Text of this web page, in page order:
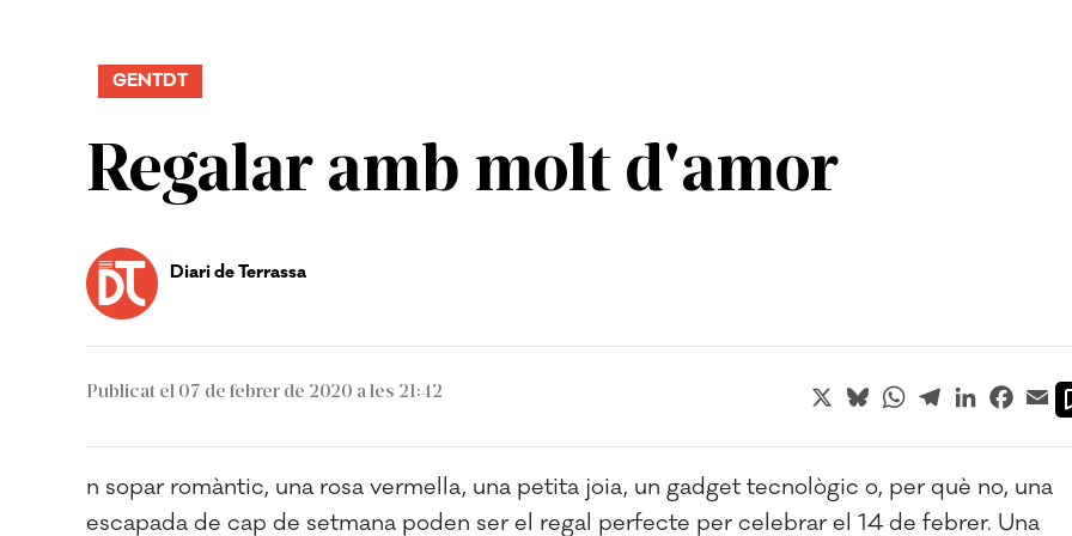
Regalar amb molt d'amor
GENTDT
Diari de Terrassa
Publicat el 07 de febrer de 2020 a les 21:42 X BlueskyWhatsApp
TelegramLinkedIn
n sopar romàntic, una rosa vermella, una petita joia, un gadget tecnològic o, per què no, una
escapada de cap de setmana poden ser el regal perfecte per celebrar el 14 de febrer. Una